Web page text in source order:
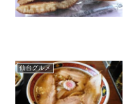
仙台グルメ